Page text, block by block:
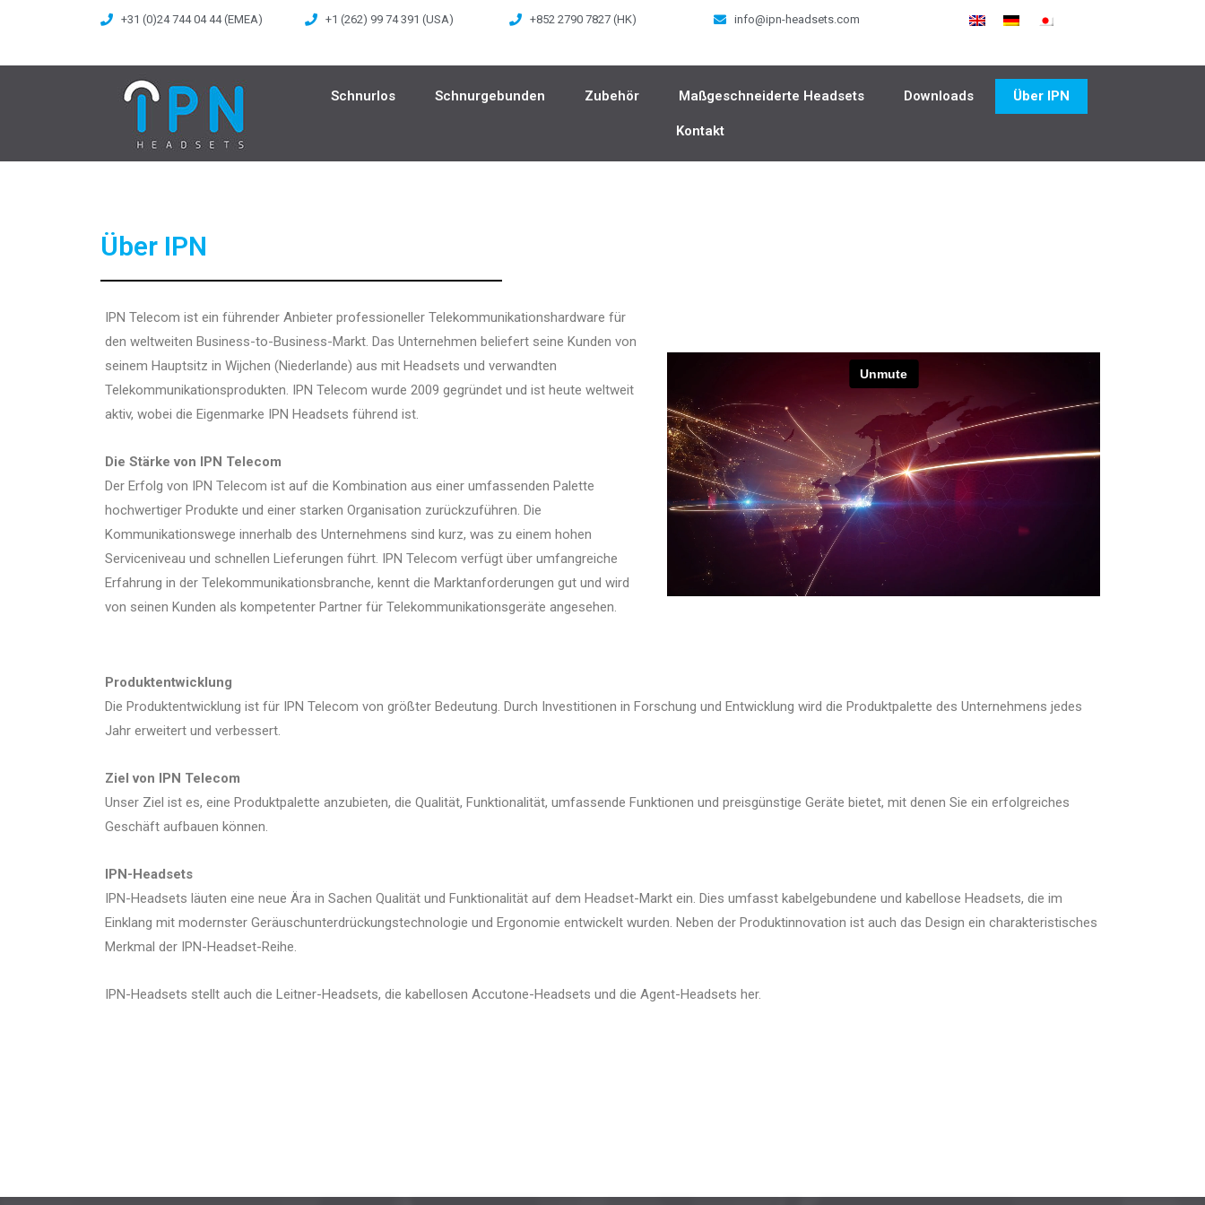
+31 (0)24 744 04 44 (EMEA) +1 (262) 99 74 391 (USA) +852 2790 7827 (HK) info@ipn-headsets.com
Schnurlos Schnurgebunden Zubehör Maßgeschneiderte Headsets Downloads Über IPN
Kontakt
Über IPN
IPN Telecom ist ein führender Anbieter professioneller Telekommunikationshardware für
den weltweiten Business-to-Business-Markt. Das Unternehmen beliefert seine Kunden von
seinem Hauptsitz in Wijchen (Niederlande) aus mit Headsets und verwandten
Telekommunikationsprodukten. IPN Telecom wurde 2009 gegründet und ist heute weltweit
aktiv, wobei die Eigenmarke IPN Headsets führend ist.
Die Stärke von IPN Telecom
Der Erfolg von IPN Telecom ist auf die Kombination aus einer umfassenden Palette
hochwertiger Produkte und einer starken Organisation zurückzuführen. Die
Kommunikationswege innerhalb des Unternehmens sind kurz, was zu einem hohen
Serviceniveau und schnellen Lieferungen führt. IPN Telecom verfügt über umfangreiche
Erfahrung in der Telekommunikationsbranche, kennt die Marktanforderungen gut und wird
von seinen Kunden als kompetenter Partner für Telekommunikationsgeräte angesehen.
Produktentwicklung
Die Produktentwicklung ist für IPN Telecom von größter Bedeutung. Durch Investitionen in Forschung und Entwicklung wird die Produktpalette des Unternehmens jedes
Jahr erweitert und verbessert.
Ziel von IPN Telecom
Unser Ziel ist es, eine Produktpalette anzubieten, die Qualität, Funktionalität, umfassende Funktionen und preisgünstige Geräte bietet, mit denen Sie ein erfolgreiches
Geschäft aufbauen können.
IPN-Headsets
IPN-Headsets läuten eine neue Ära in Sachen Qualität und Funktionalität auf dem Headset-Markt ein. Dies umfasst kabelgebundene und kabellose Headsets, die im
Einklang mit modernster Geräuschunterdrückungstechnologie und Ergonomie entwickelt wurden. Neben der Produktinnovation ist auch das Design ein charakteristisches
Merkmal der IPN-Headset-Reihe.
IPN-Headsets stellt auch die Leitner-Headsets, die kabellosen Accutone-Headsets und die Agent-Headsets her.